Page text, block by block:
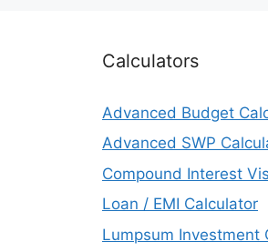
Calculators
Advanced Budget
Advanced SWP
Compound Interest
Loan / EMI Calculator
Lumpsum Investment